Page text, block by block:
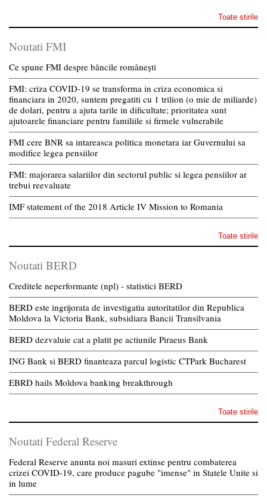
Toate stirile
Noutati FMI
Ce spune FMI despre băncile românești
FMI: criza COVID-19 se transforma in criza economica si
financiara in 2020, suntem pregatiti cu 1 trilion (o mie de miliarde)
de dolari, pentru a ajuta tarile in dificultate; prioritatea sunt
ajutoarele financiare pentru familiile si firmele vulnerabile
FMI cere BNR sa intareasca politica monetara iar Guvernului sa
modifice legea pensiilor
FMI: majorarea salariilor din sectorul public si legea pensiilor ar
trebui reevaluate
IMF statement of the 2018 Article IV Mission to Romania
Toate stirile
Noutati BERD
Creditele neperformante (npl) - statistici BERD
BERD este ingrijorata de investigatia autoritatilor din Republica
Moldova la Victoria Bank, subsidiara Bancii Transilvania
BERD dezvaluie cat a platit pe actiunile Piraeus Bank
ING Bank si BERD finanteaza parcul logistic CTPark Bucharest
EBRD hails Moldova banking breakthrough
Toate stirile
Noutati Federal Reserve
Federal Reserve anunta noi masuri extinse pentru combaterea
crizei COVID-19, care produce pagube "imense" in Statele Unite si
in lume